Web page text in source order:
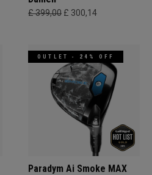
£ 399,00 £ 300,14
OUTLET - 24% OFF
Paradym Ai Smoke MAX